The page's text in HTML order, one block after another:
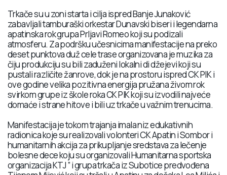
Trkače su u zoni starta i cilja ispred Banje Junaković
zabavljali tamburaški orkestar Dunavski biseri i legendarna
apatinska rok grupa Prljavi Romeo koji su podizali
atmosferu. Za podršku učesnicima manifestacije na preko
deset punktova duž cele trase organizovana je muzika za
čiju produkciju su bili zaduženi lokalni di džejevi koji su
pustali različite žanrove, dok je na prostoru ispred CK PIK i
ove godine velika pozitivna energija pružana živom rok
svirkom grupe iz škole roka CK PIK koji su izvodili najveće
domaće i strane hitove i bili uz trkače u važnim trenucima.
Manifestacija je tokom trajanja imala niz edukativnih
radionica koje su realizovali volonteri CK Apatin i Sombor i
humanitarnih akcija za prikupljanje sredstava za lečenje
bolesne dece koju su organizovali Humanitarna sportska
organizacija KTJ ” i grupa trkača iz Subotice predvođena